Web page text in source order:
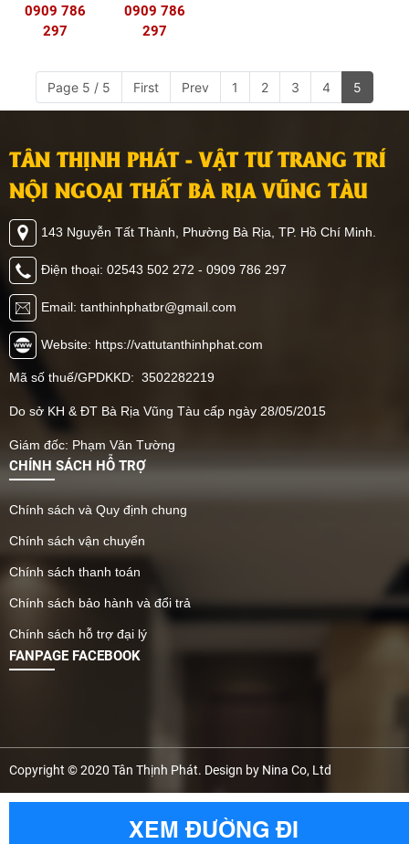
0909 786
297
0909 786
297
Page 5 / 5 First Prev 1 2 3 4 5
TÂN THỊNH PHÁT - VẬT TƯ TRANG TRÍ
NỘI NGOẠI THẤT BÀ RỊA VŨNG TÀU
143 Nguyễn Tất Thành, Phường Bà Rịa, TP. Hồ Chí Minh.
Điện thoại: 02543 502 272 - 0909 786 297
Email: tanthinhphatbr@gmail.com
Website: https://vattutanthinhphat.com
Mã số thuế/GPDKKD: 3502282219
Do sở KH & ĐT Bà Rịa Vũng Tàu cấp ngày 28/05/2015
Giám đốc: Phạm Văn Tường
CHÍNH SÁCH HỖ TRỢ
Chính sách và Quy định chung
Chính sách vận chuyển
Chính sách thanh toán
Chính sách bảo hành và đổi trả
Chính sách hỗ trợ đại lý
FANPAGE FACEBOOK
Copyright © 2020 Tân Thịnh Phát. Design by Nina Co, Ltd
XEM ĐƯỜNG ĐI